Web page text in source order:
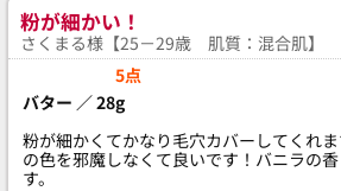
粉が細かい！
さくまる様【25－29歳 肌質：混合肌】
5点
バター ／ 28g
粉が細かくてかなり毛穴カバーしてくれ
の色を邪魔しなくて良いです！バニラの
す。